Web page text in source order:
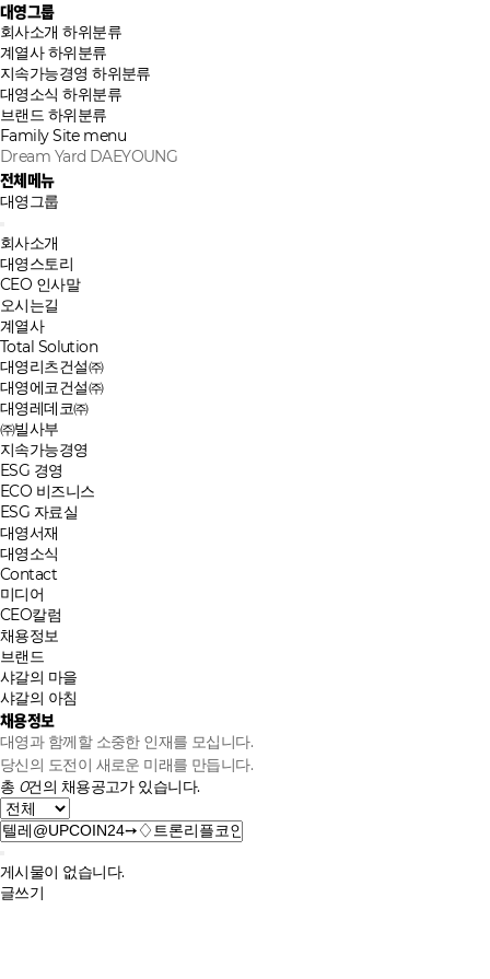
대영그룹
회사소개 하위분류
계열사 하위분류
지속가능경영 하위분류
대영소식 하위분류
브랜드 하위분류
Family Site menu
Dream Yard DAEYOUNG
전체메뉴
대영그룹
회사소개
대영스토리
CEO 인사말
오시는길
계열사
Total Solution
대영리츠건설㈜
대영에코건설㈜
대영레데코㈜
㈜빌사부
지속가능경영
ESG 경영
ECO 비즈니스
ESG 자료실
대영서재
대영소식
Contact
미디어
CEO칼럼
채용정보
브랜드
샤갈의 마을
샤갈의 아침
채용정보
대영과 함께할 소중한 인재를 모십니다.
당신의 도전이 새로운 미래를 만듭니다.
총 0건의 채용공고가 있습니다.
게시물이 없습니다.
글쓰기